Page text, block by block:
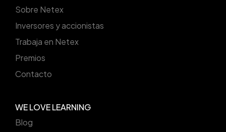
Sobre Netex
Inversores y accionistas
Trabaja en Netex
Premios
Contacto
WE LOVE LEARNING
Blog